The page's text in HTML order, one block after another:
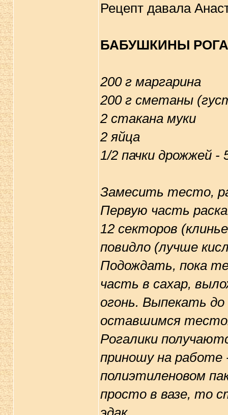
Рецепт давала
БАБУШКИНЫ
200 г маргарина
200 г сметаны
2 стакана муки
2 яйца
1/2 пачки дрожжей -
Замесить тесто,
Первую часть
12 секторов
повидло (лучше
Подождать, пока
часть в сахар,
огонь. Выпекать
оставшимся
Рогалики
приношу на
полиэтиленовом
просто в вазе, то